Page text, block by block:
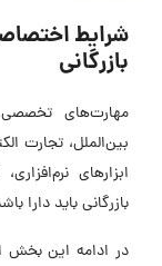
شرایط
بازرگانی
مهارت‌های
بین‌الملل، تجارت
ابزارهای
بازرگانی باید دارا
در ادامه این بخش